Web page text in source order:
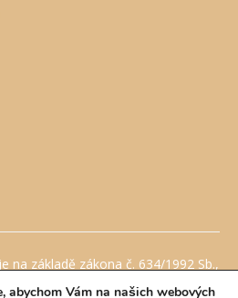
na základě zákona č. 634/1992 Sb.,
pozdějších předpisů
abychom Vám na našich webových